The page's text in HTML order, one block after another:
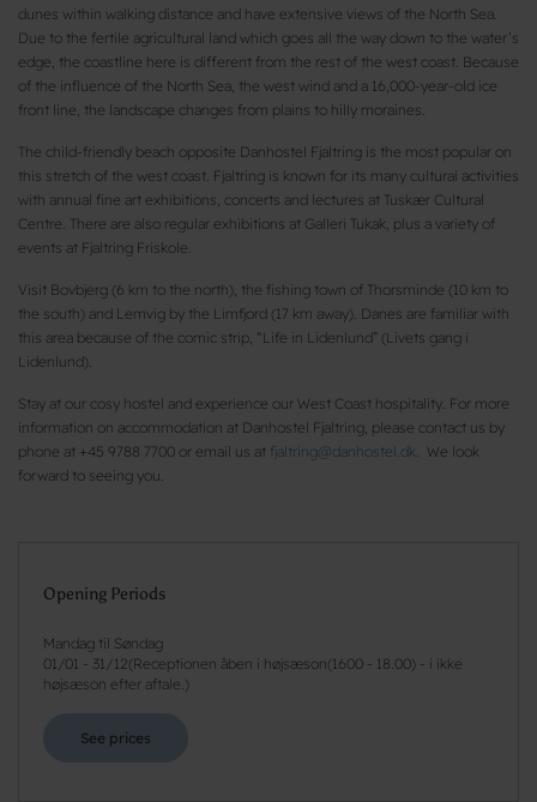
dunes within walking distance and have extensive views of the North Sea.
Due to the fertile agricultural land which goes all the way down to the water’s
edge, the coastline here is different from the rest of the west coast. Because
of the influence of the North Sea, the west wind and a 16,000-year-old ice
front line, the landscape changes from plains to hilly moraines.
The child-friendly beach opposite Danhostel Fjaltring is the most popular on
this stretch of the west coast. Fjaltring is known for its many cultural activities
with annual fine art exhibitions, concerts and lectures at Tuskær Cultural
Centre. There are also regular exhibitions at Galleri Tukak, plus a variety of
events at Fjaltring Friskole.
Visit Bovbjerg (6 km to the north), the fishing town of Thorsminde (10 km to
the south) and Lemvig by the Limfjord (17 km away). Danes are familiar with
this area because of the comic strip, “Life in Lidenlund” (Livets gang i
Lidenlund).
Stay at our cosy hostel and experience our West Coast hospitality. For more
information on accommodation at Danhostel Fjaltring, please contact us by
phone at +45 9788 7700 or email us at fjaltring@danhostel.dk . We look
forward to seeing you.
Opening Periods
Mandag til Søndag
01/01 - 31/12( Receptionen åben i højsæson(1600 - 18.00) - i ikke
højsæson efter aftale. )
See prices